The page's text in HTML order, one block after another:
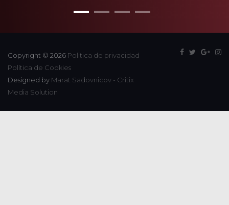
Copyright © 2026 Politica de privacidad
Política de Cookies
Designed by Marat Sadovnicov - Critix
Media Solution